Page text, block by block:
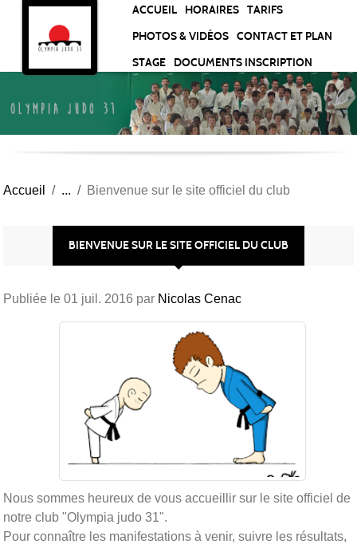
ACCUEIL HORAIRES
TARIFS
PHOTOS & VIDÉOS
CONTACT ET PLAN
STAGE
DOCUMENTS INSCRIPTION
Accueil Bienvenue sur le site officiel du club
BIENVENUE SUR LE SITE OFFICIEL DU CLUB
Publiée le 01 juil. 2016 par Nicolas Cenac
Nous sommes heureux de vous accueillir sur le site officiel de
notre club "Olympia judo 31".
Pour connaître les manifestations à venir, suivre les résultats,
Panneau de gestion des cookies